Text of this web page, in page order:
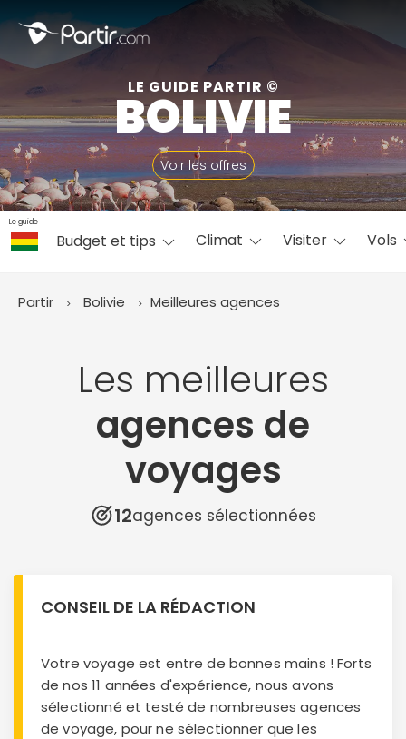
LE GUIDE PARTIR ©
BOLIVIE
Voir les offres
Le guide
Budget et tips Climat Visiter Vols
Partir Bolivie Meilleures agences
Les meilleures
agences de
voyages
12agences sélectionnées
CONSEIL DE LA RÉDACTION
Votre voyage est entre de bonnes mains ! Forts
de nos 11 années d'expérience, nous avons
sélectionné et testé de nombreuses agences
de voyage, pour ne sélectionner que les
Fermer
📍 Destinations populaires
☀️ Où partir par mois
Juillet
Août Septembre
Octobre